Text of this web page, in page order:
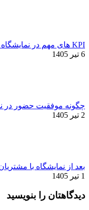
KPI های مهم در نمایشگاه چیست؟
6 تیر 1405
چگونه موفقیت حضور در
2 تیر 1405
بعد از نمایشگاه با
1 تیر 1405
دیدگاهتان را بنویسید